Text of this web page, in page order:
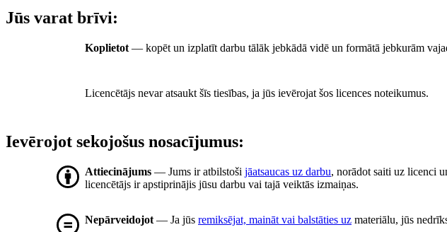
Jūs varat brīvi:
Koplietot — kopēt un izplatīt darbu tālāk jebkādā vidē un formātā jebkurām
Licencētājs nevar atsaukt šīs tiesības, ja jūs ievērojat šos licences noteikumus.
Ievērojot sekojošus nosacījumus:
Attiecinājums — Jums ir atbilstoši jāatsaucas uz darbu, norādot saiti uz licenci
licencētājs ir apstiprinājis jūsu darbu vai tajā veiktās izmaiņas.
Nepārveidojot — Ja jūs remiksējat, maināt vai balstāties uz materiālu, jūs